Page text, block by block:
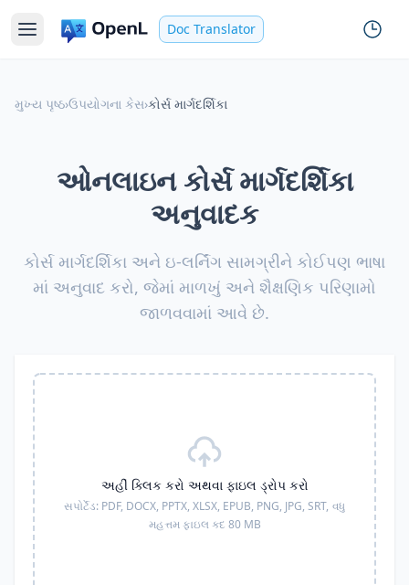
Doc Translator
મુખ્ય પૃષ્ઠ›ઉપયોગના કેસ›કોર્સ માર્ગદર્શિકા
ઓનલાઇન કોર્સ માર્ગદર્શિકા
અનુવાદક
કોર્સ માર્ગદર્શિકા અને ઇ-લર્નિંગ સામગ્રીને કોઈપણ ભાષા
માં અનુવાદ કરો, જેમાં માળખું અને શૈક્ષણિક પરિણામો
જાળવવામાં આવે છે.
અહીં ક્લિક કરો અથવા ફાઇલ ડ્રોપ કરો
સપોર્ટેડ: PDF, DOCX, PPTX, XLSX, EPUB, PNG, JPG, SRT, વધુ
મહત્તમ ફાઇલ કદ 80 MB